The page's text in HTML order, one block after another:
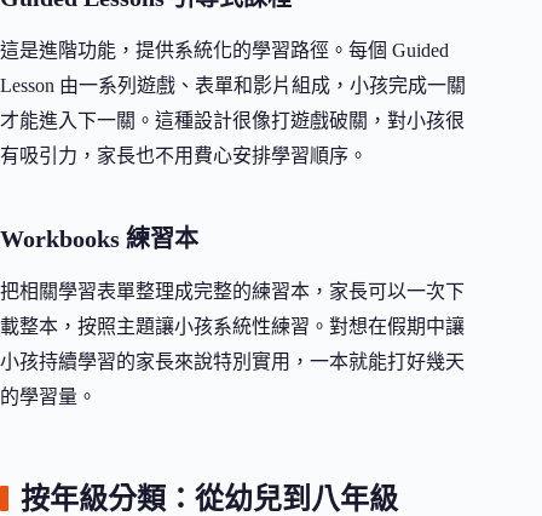
這是進階功能，提供系統化的學習路徑。每個 Guided
Lesson 由一系列遊戲、表單和影片組成，小孩完成一關
才能進入下一關。這種設計很像打遊戲破關，對小孩很
有吸引力，家長也不用費心安排學習順序。
Workbooks 練習本
把相關學習表單整理成完整的練習本，家長可以一次下
載整本，按照主題讓小孩系統性練習。對想在假期中讓
小孩持續學習的家長來說特別實用，一本就能打好幾天
的學習量。
按年級分類：從幼兒到八年級